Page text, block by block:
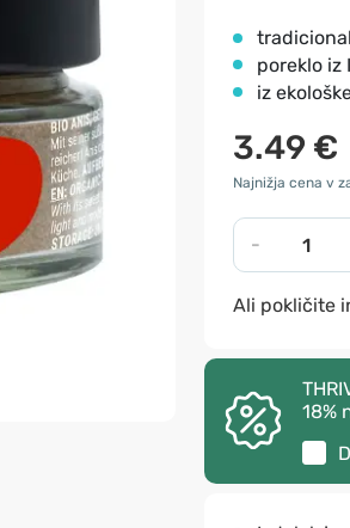
poreklo iz
iz
3.49 €
Najnižja cena v
-
Ali pokličite
18%